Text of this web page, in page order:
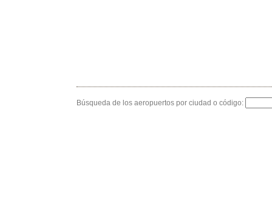
Búsqueda de los aeropuertos por ciudad o código: